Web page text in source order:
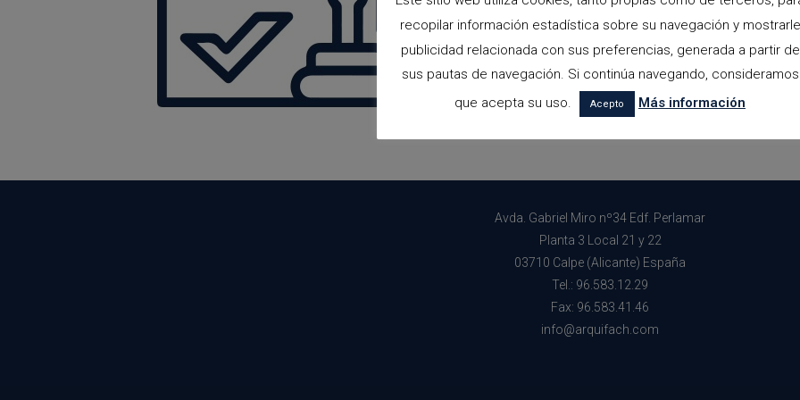
Avda. Gabriel Miro nº34 Edf. Perlamar
Planta 3 Local 21 y 22
03710 Calpe (Alicante) España
Tel.: 96.583.12.29
Fax: 96.583.41.46
info@arquifach.com
recopilar información estadística sobre su navegación y mostrarle
publicidad relacionada con sus preferencias, generada a partir de
sus pautas de navegación. Si continúa navegando, consideramos
que acepta su uso.
Acepto Más información